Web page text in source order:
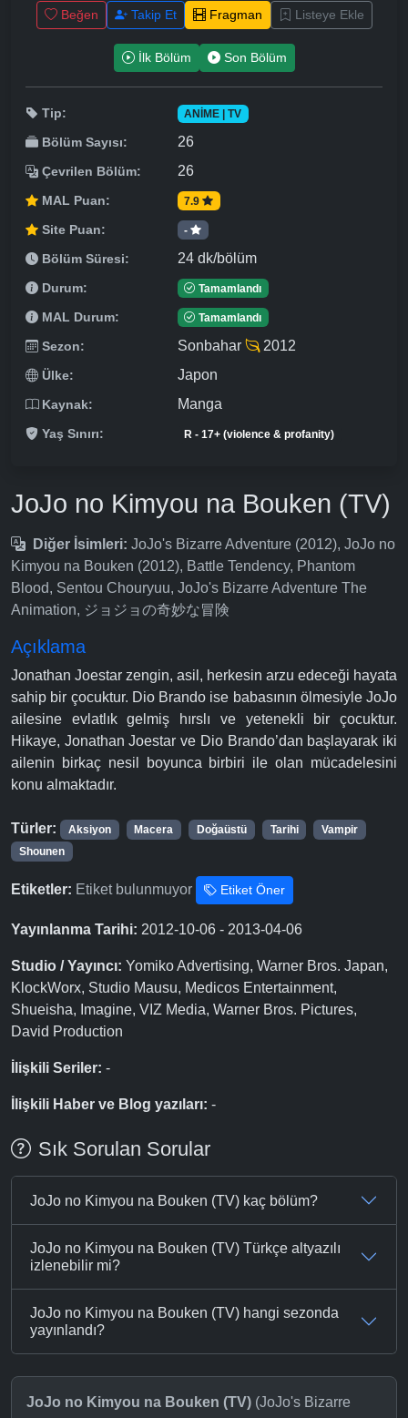
Beğen Takip Et Fragman Listeye Ekle
İlk Bölüm Son Bölüm
Tip: ANIME | TV
Bölüm Sayısı: 26
Çevrilen Bölüm: 26
MAL Puan: 7.9
Site Puan: -
Bölüm Süresi: 24 dk/bölüm
Durum: Tamamlandı
MAL Durum: Tamamlandı
Sezon: Sonbahar 2012
Ülke: Japon
Kaynak: Manga
Yaş Sınırı: R - 17+ (violence & profanity)
JoJo no Kimyou na Bouken (TV)
Diğer İsimleri: JoJo's Bizarre Adventure (2012), JoJo no
Kimyou na Bouken (2012), Battle Tendency, Phantom
Blood, Sentou Chouryuu, JoJo's Bizarre Adventure The
Animation, ジョジョの奇妙な冒険
Açıklama
Jonathan Joestar zengin, asil, herkesin arzu edeceği hayata
sahip bir çocuktur. Dio Brando ise babasının ölmesiyle JoJo
ailesine evlatlık gelmiş hırslı ve yetenekli bir çocuktur.
Hikaye, Jonathan Joestar ve Dio Brando’dan başlayarak iki
ailenin birkaç nesil boyunca birbiri ile olan mücadelesini
konu almaktadır.
Türler: Aksiyon Macera Doğaüstü Tarihi
Vampir
Shounen
Etiketler: Etiket bulunmuyor Etiket Öner
Yayınlanma Tarihi: 2012-10-06 - 2013-04-06
Studio / Yayıncı: Yomiko Advertising, Warner Bros. Japan,
KlockWorx, Studio Mausu, Medicos Entertainment,
Shueisha, Imagine, VIZ Media, Warner Bros. Pictures,
David Production
İlişkili Seriler: -
İlişkili Haber ve Blog yazıları: -
Sık Sorulan Sorular
JoJo no Kimyou na Bouken (TV) kaç bölüm?
JoJo no Kimyou na Bouken (TV) Türkçe altyazılı
izlenebilir mi?
JoJo no Kimyou na Bouken (TV) hangi sezonda
yayınlandı?
JoJo no Kimyou na Bouken (TV) (JoJo's Bizarre